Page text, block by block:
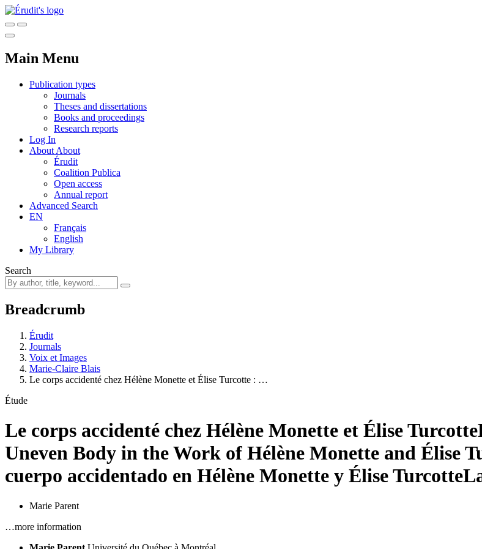
Main Menu
Publication types
Journals
Theses and dissertations
Books and proceedings
Research reports
Log In
About About
Érudit
Coalition Publica
Open access
Annual report
Advanced Search
EN
Français
English
My Library
Search
Breadcrumb
Érudit
Journals
Voix et Images
Marie-Claire Blais
Le corps accidenté chez Hélène Monette et Élise Turcotte : …
Étude
Le corps accidenté chez Hélène Monette et Élise Turcotte
Uneven Body in the Work of Hélène Monette and Élise
cuerpo accidentado en Hélène Monette y Élise Turcotte
Marie Parent
…more information